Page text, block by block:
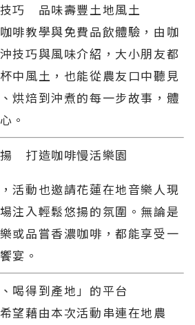
巧 品味壽豐土地風土
啡教學與免費品飲體驗，由咖
技巧與風味介紹，大小朋友都
中風土，也能從農友口中聽見
烘焙到沖煮的每一步故事，體
。
打造咖啡慢活樂園
活動也邀請花蓮在地音樂人現
注入輕鬆悠揚的氛圍。無論是
或品嘗香濃咖啡，都能享受一
宴。
喝得到產地」的平台
望藉由本次活動串連在地農